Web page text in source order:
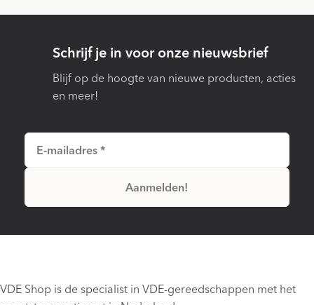
Schrijf je in voor onze nieuwsbrief
Blijf op de hoogte van nieuwe producten, acties
en meer!
VDE Shop is de specialist in VDE-gereedschappen met het